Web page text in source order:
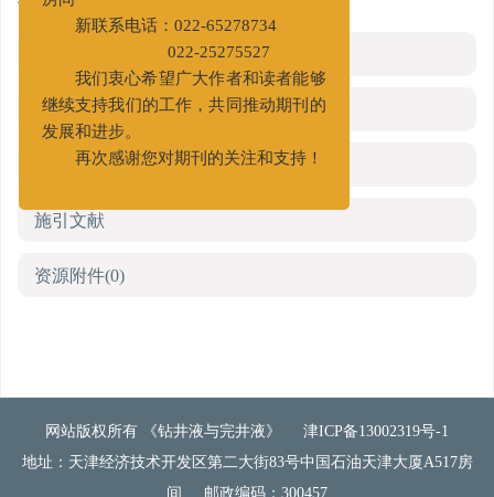
参考文献(0)
相关文章
施引文献
资源附件(0)
网站版权所有 《钻井液与完井液》
津ICP备13002319号-1
地址：天津经济技术开发区第二大街83号中国石油天津大厦A517房
间
邮政编码：300457
房间
新联系电话：022-65278734
022-25275527
我们衷心希望广大作者和读者能够
继续支持我们的工作，共同推动期刊的
发展和进步。
再次感谢您对期刊的关注和支持！